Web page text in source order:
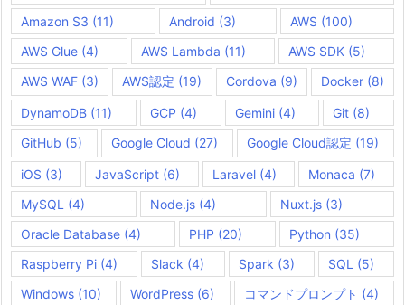
Amazon S3 (11) Android (3) AWS (100)
AWS Glue (4) AWS Lambda (11) AWS SDK (5)
AWS WAF (3) AWS認定 (19) Cordova (9) Docker(8)
DynamoDB (11) GCP (4) Gemini(4) Git (8)
GitHub (5) Google Cloud (27) Google Cloud認定 (19)
iOS (3) JavaScript(6) Laravel(4) Monaca (7)
MySQL (4) Node.js(4) Nuxt.js (3)
Oracle Database (4) PHP (20) Python (35)
Raspberry Pi (4) Slack (4) Spark (3) SQL (5)
Windows (10) WordPress (6) コマンドプロンプト (4)